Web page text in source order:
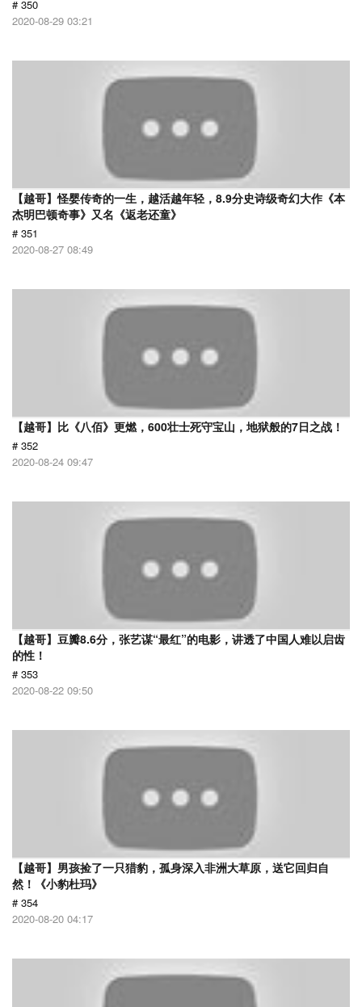
# 350
2020-08-29 03:21
【越哥】怪婴传奇的一生，越活越年轻，8.9分史诗级奇幻大作《本
杰明巴顿奇事》又名《返老还童》
# 351
2020-08-27 08:49
【越哥】比《八佰》更燃，600壮士死守宝山，地狱般的7日之战！
# 352
2020-08-24 09:47
【越哥】豆瓣8.6分，张艺谋“最红”的电影，讲透了中国人难以启齿
的性！
# 353
2020-08-22 09:50
【越哥】男孩捡了一只猎豹，孤身深入非洲大草原，送它回归自
然！《小豹杜玛》
# 354
2020-08-20 04:17